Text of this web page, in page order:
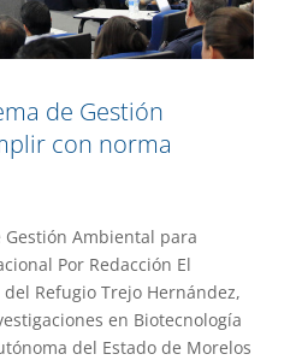
de Gestión
con norma
Gestión Ambiental para
Por Redacción El
Refugio Trejo Hernández,
en Biotecnología
del Estado de Morelos